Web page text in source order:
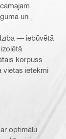
un
— iebūvētā
korpuss
vietas ietekmi
optimālu